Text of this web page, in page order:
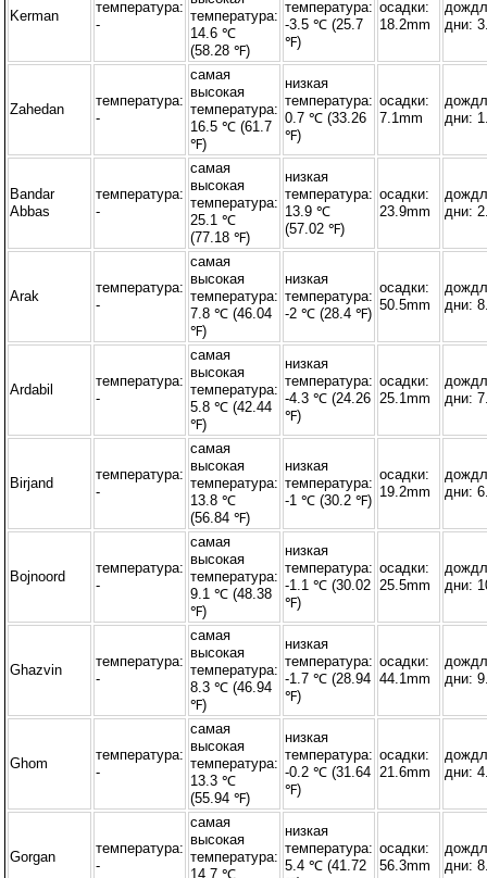
Kerman
температура:
-
температура:
14.6 ℃
(58.28 ℉)
температура:
-3.5 ℃ (25.7
℉)
осадки:
18.2mm
дни:
Zahedan
температура:
-
самая
высокая
температура:
16.5 ℃ (61.7
℉)
низкая
температура:
0.7 ℃ (33.26
℉)
осадки:
7.1mm
дни:
Bandar
Abbas
температура:
-
самая
высокая
температура:
25.1 ℃
(77.18 ℉)
низкая
температура:
13.9 ℃
(57.02 ℉)
осадки:
23.9mm
дни:
Arak
температура:
-
самая
высокая
температура:
7.8 ℃ (46.04
℉)
низкая
температура:
-2 ℃ (28.4 ℉)
осадки:
50.5mm
дни:
Ardabil
температура:
-
самая
высокая
температура:
5.8 ℃ (42.44
℉)
низкая
температура:
-4.3 ℃ (24.26
℉)
осадки:
25.1mm
дни:
Birjand
температура:
-
самая
высокая
температура:
13.8 ℃
(56.84 ℉)
низкая
температура:
-1 ℃ (30.2 ℉)
осадки:
19.2mm
дни:
Bojnoord
температура:
-
самая
высокая
температура:
9.1 ℃ (48.38
℉)
низкая
температура:
-1.1 ℃ (30.02
℉)
осадки:
25.5mm
дни:
Ghazvin
температура:
-
самая
высокая
температура:
8.3 ℃ (46.94
℉)
низкая
температура:
-1.7 ℃ (28.94
℉)
осадки:
44.1mm
дни:
Ghom
температура:
-
самая
высокая
температура:
13.3 ℃
(55.94 ℉)
низкая
температура:
-0.2 ℃ (31.64
℉)
осадки:
21.6mm
дни:
Gorgan
температура:
-
самая
высокая
температура:
14.7 ℃
низкая
температура:
5.4 ℃ (41.72
осадки:
56.3mm
дни: